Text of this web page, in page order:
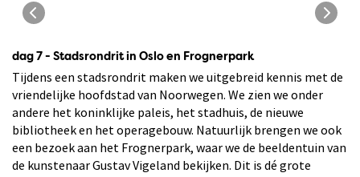
dag 7 - Stadsrondrit in Oslo en Frognerpark
Tijdens een stadsrondrit maken we uitgebreid kennis met de
vriendelijke hoofdstad van Noorwegen. We zien we onder
andere het koninklijke paleis, het stadhuis, de nieuwe
bibliotheek en het operagebouw. Natuurlijk brengen we ook
een bezoek aan het Frognerpark, waar we de beeldentuin van
de kunstenaar Gustav Vigeland bekijken. Dit is dé grote